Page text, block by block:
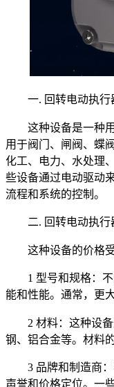
一. 回转电动执行
这种设备是一种
用于阀门、闸阀、蝶
化工、电力、水处理
些设备通过电动驱动
流程和系统的控制。
二. 回转电动执
这种设备的价格
1 型号和规格：
能和性能。通常，更
2 材料：这种设
钢、铝合金等。材料
3 品牌和制造商
声誉和价格定位。一